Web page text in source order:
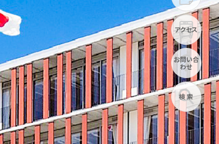
アクセス
お問い合
わせ
検 索